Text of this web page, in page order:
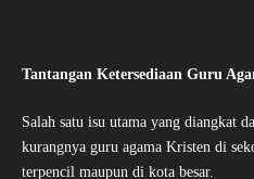
Tantangan Ketersediaan Guru
Salah satu isu utama yang diangkat
kurangnya guru agama Kristen di
terpencil maupun di kota besar.